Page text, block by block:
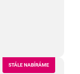
STÁLE NABÍRÁME